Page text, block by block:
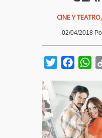
CINE Y TEATRO,
02/04/2018
Twitter